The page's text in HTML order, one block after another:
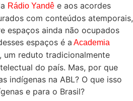
Rádio Yandê e aos acordes
com conteúdos atemporais,
espaços ainda não ocupados
espaços é a Academia
, um reduto tradicionalmente
do país. Mas, por que
indígenas na ABL? O que isso
e para o Brasil?